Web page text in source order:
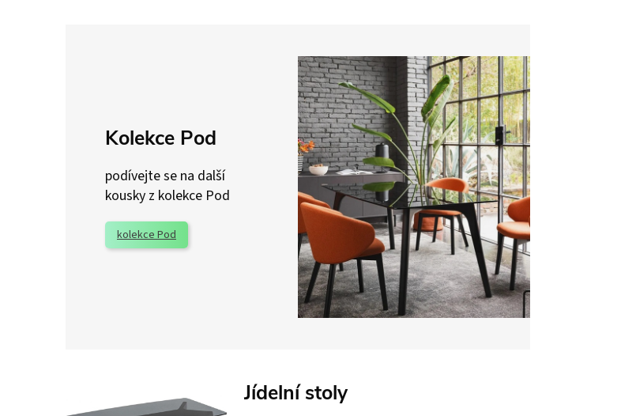
Kolekce Pod
podívejte se na další
kousky z kolekce Pod
kolekce Pod
Jídelní stoly